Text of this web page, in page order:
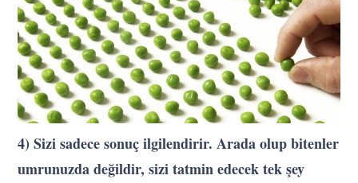
4) Sizi sadece sonuç ilgilendirir. Arada olup bitenler
umrunuzda değildir, sizi tatmin edecek tek şey